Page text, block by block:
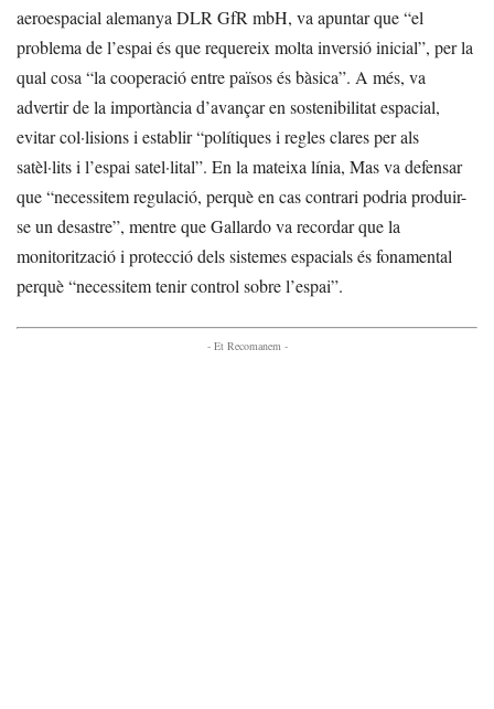
aeroespacial alemanya DLR GfR mbH, va apuntar que “el
problema de l’espai és que requereix molta inversió inicial”, per la
qual cosa “la cooperació entre països és bàsica”. A més, va
advertir de la importància d’avançar en sostenibilitat espacial,
evitar col·lisions i establir “polítiques i regles clares per als
satèl·lits i l’espai satel·lital”. En la mateixa línia, Mas va defensar
que “necessitem regulació, perquè en cas contrari podria produir-
se un desastre”, mentre que Gallardo va recordar que la
monitorització i protecció dels sistemes espacials és fonamental
perquè “necessitem tenir control sobre l’espai”.
- Et Recomanem -